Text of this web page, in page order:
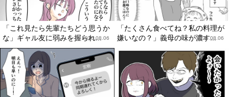
「これ見たら先輩たちどう思うか
な」ギャル友に弱みを握られ...
2026.08.06
「たくさん食べてね？私の料理が
嫌いなの？」義母の味が濃す...
2026.08.06